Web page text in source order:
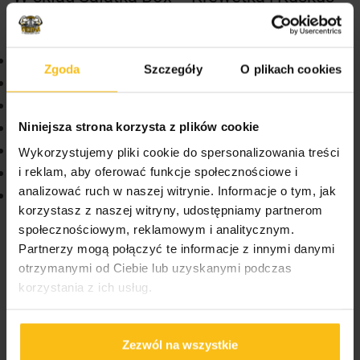
Zgoda Szczegóły O plikach cookies
Niniejsza strona korzysta z plików cookie
Wykorzystujemy pliki cookie do spersonalizowania treści
i reklam, aby oferować funkcje społecznościowe i
analizować ruch w naszej witrynie. Informacje o tym, jak
korzystasz z naszej witryny, udostępniamy partnerom
społecznościowym, reklamowym i analitycznym.
Partnerzy mogą połączyć te informacje z innymi danymi
otrzymanymi od Ciebie lub uzyskanymi podczas
korzystania z ich usług.
Zezwól na wszystkie
wchodzą:
12 porcji sałatki z kuskusem perłowym
seler naciowy,
kukurydza,
kremowy dressing z delikatną nutą srirachy,
świeża natka pietruszki.
Idealna propozycja na każdą okazję
Sałatka Box – Krewetka i Kuskus to gotowy zestaw,
który doskonale sprawdzi się jako lekka przekąska
uroczystości oraz eventy. Indywidualne porcje
ułatwiają serwowanie, a świeże składniki i